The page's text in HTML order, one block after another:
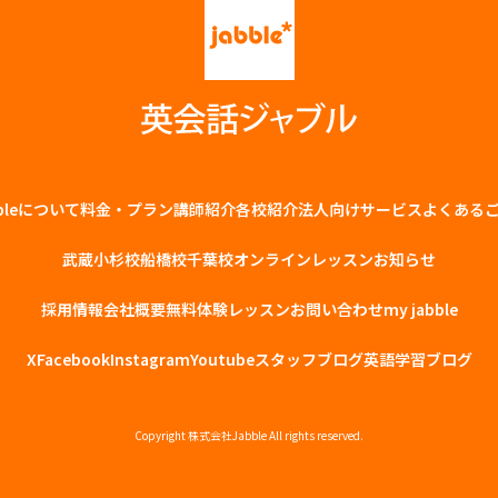
について料金・プラン講師紹介各校紹介法⼈向けサービスよくある
武蔵小杉校船橋校千葉校オンラインレッスンお知らせ
採用情報会社概要無料体験レッスンお問い合わせmy jabble
XFacebookInstagramYoutubeスタッフブログ英語学習ブログ
Copyright株式会社JabbleAll rights reserved.